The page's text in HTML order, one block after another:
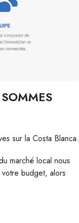
sur la Costa Blanca.
marché local nous
budget, alors